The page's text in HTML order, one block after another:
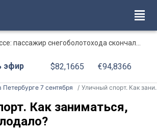
снегоболотохода скончался, водитель выжил
эфир $82,1665 €94,8366
Петербурге 7 сентября Уличный спорт. Как заниматься, когда похолодало?
Как заниматься,